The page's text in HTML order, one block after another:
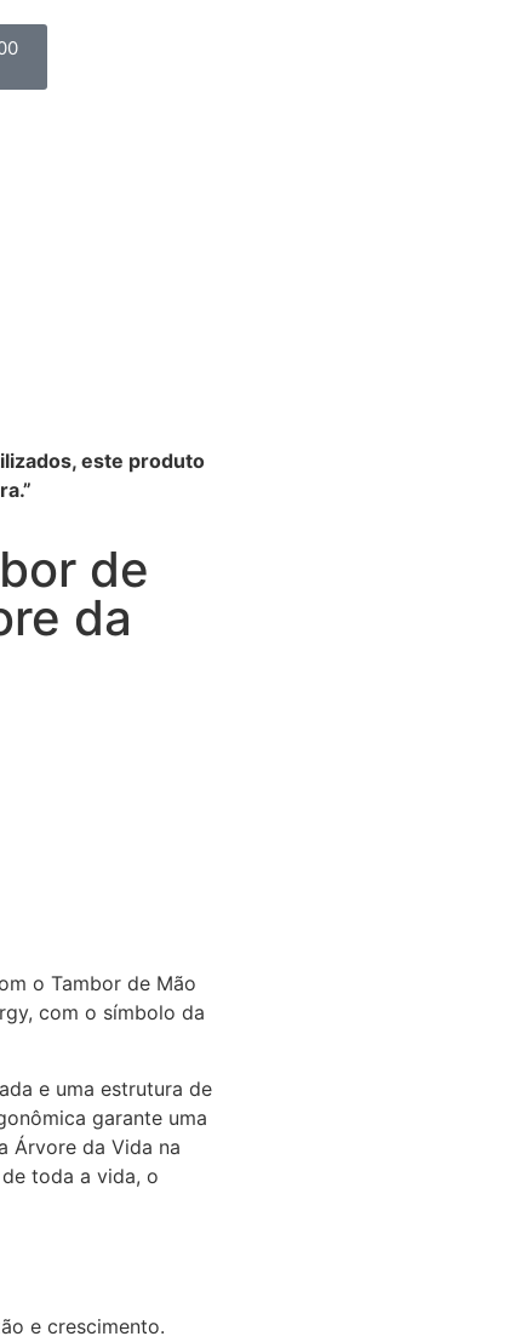
este produto
de
da
o Tambor de Mão
com o símbolo da
e uma estrutura de
garante uma
Árvore da Vida na
toda a vida, o
e crescimento.